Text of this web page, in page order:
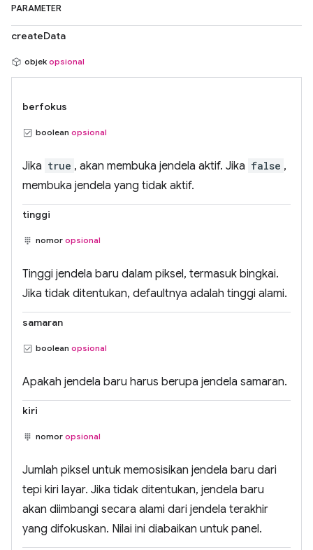
PARAMETER
createData
objek opsional
berfokus
boolean opsional
Jika true , akan membuka jendela aktif. Jika false ,
membuka jendela yang tidak aktif.
tinggi
nomor opsional
Tinggi jendela baru dalam piksel, termasuk bingkai.
Jika tidak ditentukan, defaultnya adalah tinggi alami.
samaran
boolean opsional
Apakah jendela baru harus berupa jendela samaran.
kiri
nomor opsional
Jumlah piksel untuk memosisikan jendela baru dari
tepi kiri layar. Jika tidak ditentukan, jendela baru
akan diimbangi secara alami dari jendela terakhir
yang difokuskan. Nilai ini diabaikan untuk panel.